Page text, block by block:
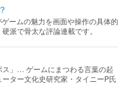
ームの魅力を画面や操作の具体的
派で骨太な評論連載です。
ス」… ゲームにまつわる言葉の起
ター文化史研究家・タイニーP氏